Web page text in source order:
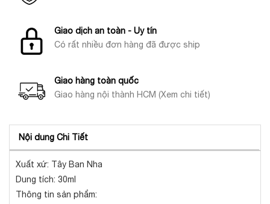
Giao dịch an toàn - Uy tín
Có rất nhiều đơn hàng đã được ship
Giao hàng toàn quốc
Giao hàng nội thành HCM (Xem chi tiết)
Nội dung Chi Tiết
Xuất xứ: Tây Ban Nha
Dung tích: 30ml
Thông tin sản phẩm: